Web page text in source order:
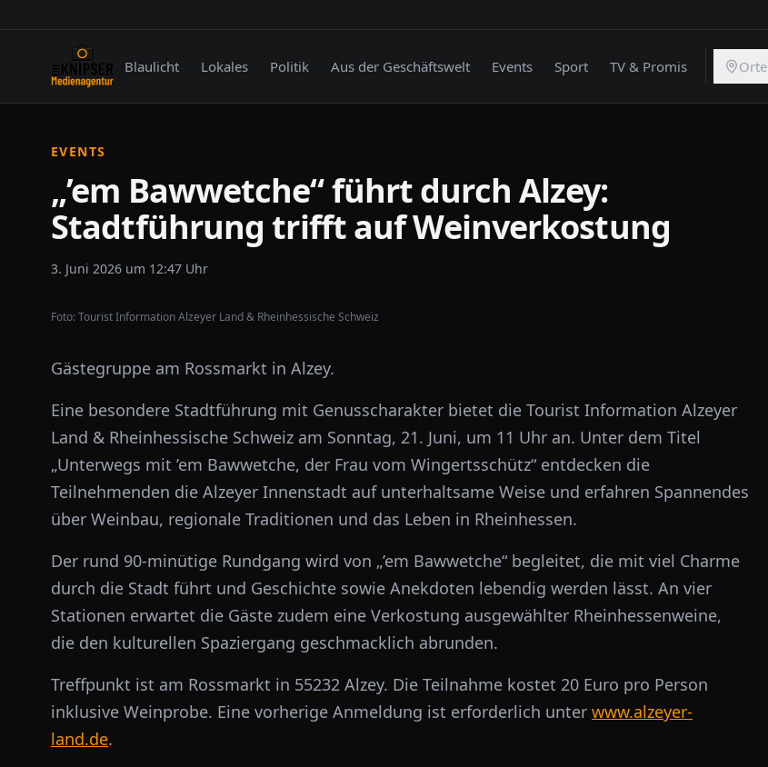
Blaulicht Lokales Politik Aus der Geschäftswelt Events Sport TV & Promis Orte
EVENTS
„’em Bawwetche“ führt durch Alzey:
Stadtführung trifft auf Weinverkostung
3. Juni 2026 um 12:47 Uhr
Foto:Tourist Information Alzeyer Land & Rheinhessische Schweiz
Gästegruppe am Rossmarkt in Alzey.
Eine besondere Stadtführung mit Genusscharakter bietet die Tourist Information Alzeyer
Land & Rheinhessische Schweiz am Sonntag, 21. Juni, um 11 Uhr an. Unter dem Titel
„Unterwegs mit ’em Bawwetche, der Frau vom Wingertsschütz“ entdecken die
Teilnehmenden die Alzeyer Innenstadt auf unterhaltsame Weise und erfahren Spannendes
über Weinbau, regionale Traditionen und das Leben in Rheinhessen.
Der rund 90-minütige Rundgang wird von „’em Bawwetche“ begleitet, die mit viel Charme
durch die Stadt führt und Geschichte sowie Anekdoten lebendig werden lässt. An vier
Stationen erwartet die Gäste zudem eine Verkostung ausgewählter Rheinhessenweine,
die den kulturellen Spaziergang geschmacklich abrunden.
Treffpunkt ist am Rossmarkt in 55232 Alzey. Die Teilnahme kostet 20 Euro pro Person
inklusive Weinprobe. Eine vorherige Anmeldung ist erforderlich unter www.alzeyer-
land.de.